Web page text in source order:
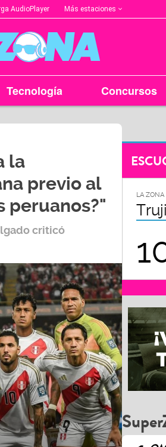
AudioPlayer Más estaciones
Tecnología Concursos
la
previo al
peruanos?"
criticó
EN TU CIUDAD
FM
LA